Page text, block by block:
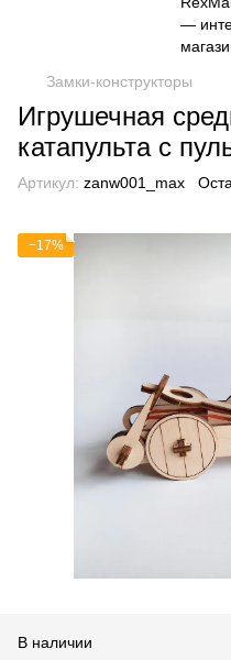
Замки-конструкторы
Игрушечная
катапульта с
Артикул: zanw001_max
−17%
В наличии